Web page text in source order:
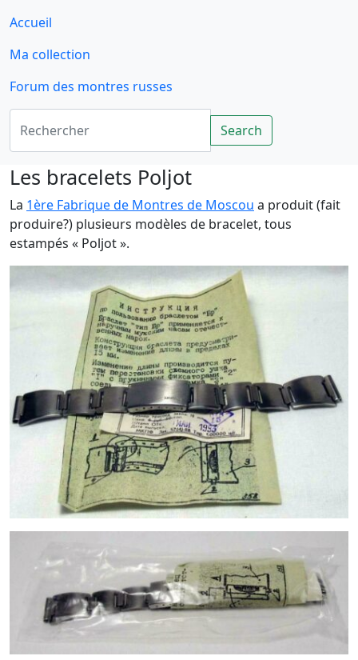
Accueil
Ma collection
Forum des montres russes
Rechercher
Search
Les bracelets Poljot
La 1ère Fabrique de Montres de Moscou a produit (fait
produire?) plusieurs modèles de bracelet, tous
estampés « Poljot ».